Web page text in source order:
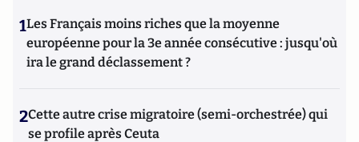
1Les Français moins riches que la moyenne
européenne pour la 3e année consécutive : jusqu'où
ira le grand déclassement ?
2Cette autre crise migratoire (semi-orchestrée) qui
se profile après Ceuta